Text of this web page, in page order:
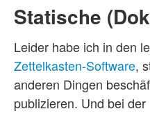
Statische
Leider habe ich in den
Zettelkasten-Software,
anderen Dingen
publizieren. Und bei